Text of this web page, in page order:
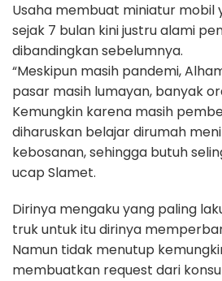
Usaha membuat miniatur mobil
sejak 7 bulan kini justru alami
dibandingkan sebelumnya.
“Meskipun masih pandemi,
pasar masih lumayan, banyak
Kemungkin karena masih
diharuskan belajar dirumah
kebosanan, sehingga butuh
ucap Slamet.
Dirinya mengaku yang paling
truk untuk itu dirinya
Namun tidak menutup
membuatkan request dari